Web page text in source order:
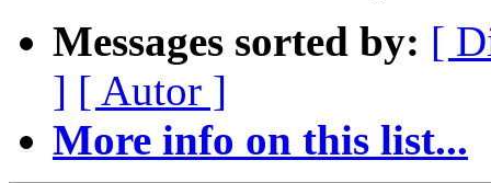
Messages sorted by: [
] [ Autor ]
More info on this list...